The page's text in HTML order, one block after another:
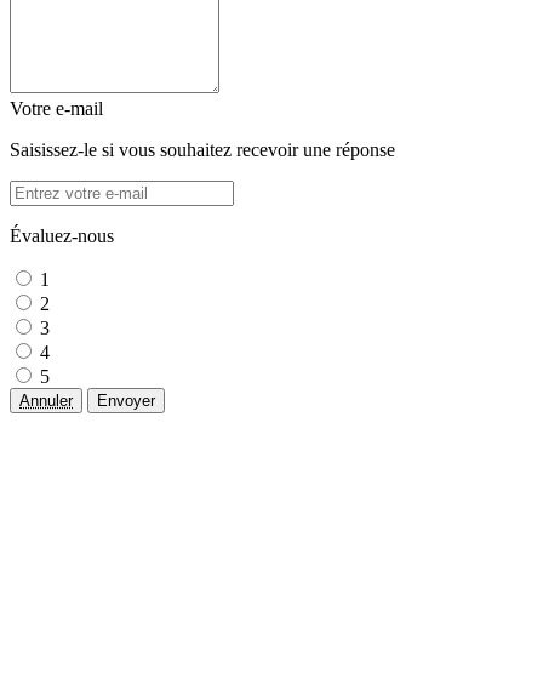
Votre e-mail
Saisissez-le si vous souhaitez recevoir une réponse
Évaluez-nous
1
2
3
4
5
Annuler Envoyer